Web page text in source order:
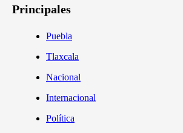
Principales
Puebla
Tlaxcala
Nacional
Internacional
Política